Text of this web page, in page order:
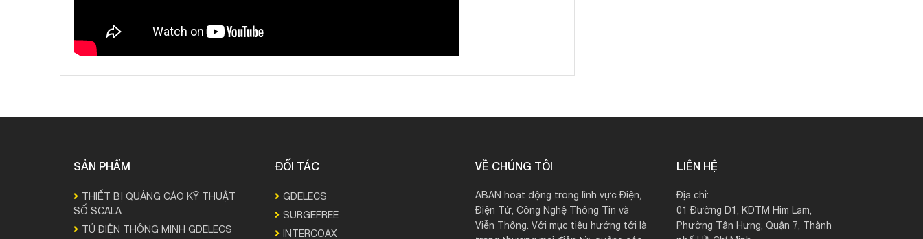
SẢN PHẨM
THIẾT BỊ QUẢNG CÁO KỸ THUẬT
SỐ SCALA
TỦ ĐIỆN THÔNG MINH GDELECS
ĐỐI TÁC
GDELECS
SURGEFREE
INTERCOAX
VỀ CHÚNG TÔI
ABAN hoạt động trong lĩnh vực Điện,
Điện Tử, Công Nghệ Thông Tin và
Viễn Thông. Với mục tiêu hướng tới là
LIÊN HỆ
Địa chỉ:
01 Đường D1, KDTM Him Lam,
Phường Tân Hưng, Quận 7, Thành